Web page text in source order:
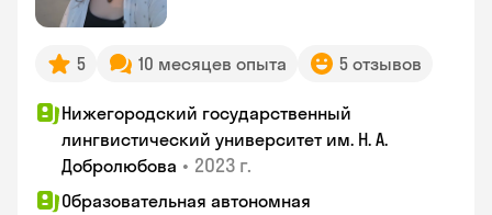
5 10 месяцев опыта 5 отзывов
Нижегородский государственный
лингвистический университет им. Н. А.
Добролюбова • 2023 г.
Образовательная автономная